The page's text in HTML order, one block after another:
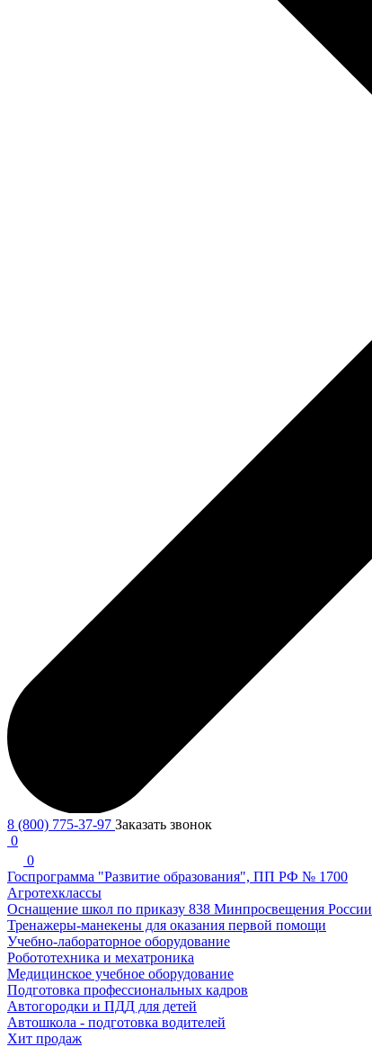
8 (800) 775-37-97 Заказать звонок
0
0
Госпрограмма "Развитие образования", ПП РФ № 1700
Агротехклассы
Оснащение школ по приказу 838 Минпросвещения России
Тренажеры-манекены для оказания первой помощи
Учебно-лабораторное оборудование
Робототехника и мехатроника
Медицинское учебное оборудование
Подготовка профессиональных кадров
Автогородки и ПДД для детей
Автошкола - подготовка водителей
Хит продаж